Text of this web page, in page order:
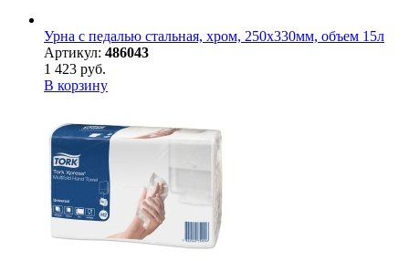
Урна с педалью стальная, хром, 250х330мм, объем 15л
Артикул: 486043
1 423 руб.
В корзину